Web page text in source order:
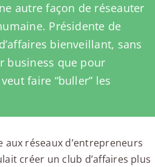
autre façon de réseauter
Présidente de
bienveillant, sans
business que pour
faire “buller” les
aux réseaux d’entrepreneurs
créer un club d’affaires plus